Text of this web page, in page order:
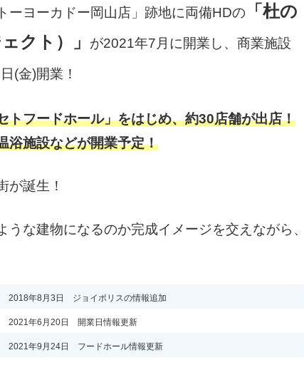
ーヨーカドー岡山店」跡地に両備HDの
「杜の
クト）」
が2021年7月に開業し、商業施設
(金)開業！
トフードホール」をはじめ、約30店舗が出店！
浴施設などが開業予定！
が誕生！
な建物になるのか完成イメージを交えながら、
2018年8月3日 ジョイポリスの情報追加
2021年6月20日 開業日情報更新
2021年9月24日 フードホール情報更新